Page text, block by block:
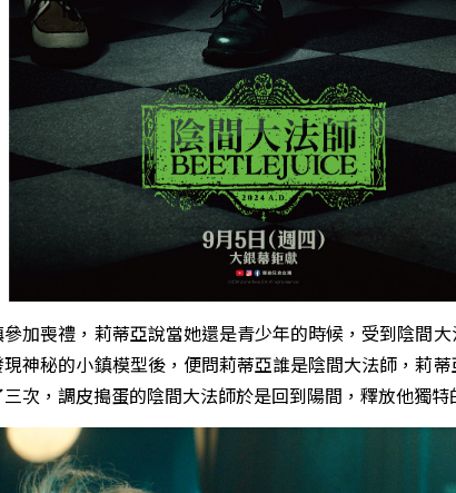
加喪禮，莉蒂亞說當她還是青少年的時候，受到陰間
神秘的小鎮模型後，便問莉蒂亞誰是陰間大法師，莉
次，調皮搗蛋的陰間大法師於是回到陽間，釋放他獨特